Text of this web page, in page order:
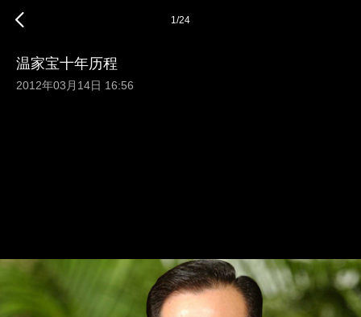
1/24
温家宝十年历程
2012年03月14日 16:56